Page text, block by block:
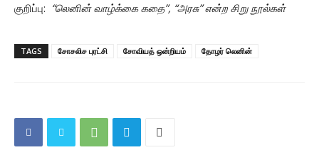
குறிப்பு: “லெனின் வாழ்க்கை கதை”, “அரசு” என்ற சிறு நூல்கள்
TAGS சோசலிச புரட்சி சோவியத் ஒன்றியம் தோழர் லெனின்